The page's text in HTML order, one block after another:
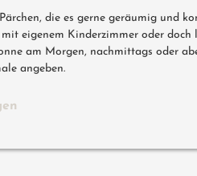
die es gerne geräumig und
eigenem Kinderzimmer oder doch
am Morgen, nachmittags oder
angeben.